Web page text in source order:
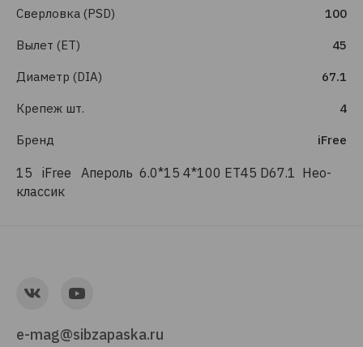
Сверловка (PSD) 100
Вылет (ET) 45
Диаметр (DIA) 67.1
Крепеж шт. 4
Бренд iFree
15 iFree Апероль 6.0*15 4*100 ET45 D67.1 Нео-
классик
e-mag@sibzapaska.ru